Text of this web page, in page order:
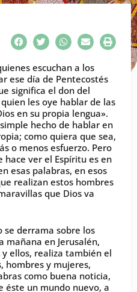
escuchan a los
ese día de Pentecostés
significa el don del
les oye hablar de las
en su propia lengua».
hecho de hablar en
como quiera que sea,
o menos esfuerzo. Pero
ver el Espíritu es en
esas palabras, en esos
realizan estos hombres
que Dios va
se derrama sobre los
mañana en Jerusalén,
ellos, realiza también el
hombres y mujeres,
como buena noticia,
éste un mundo nuevo, a